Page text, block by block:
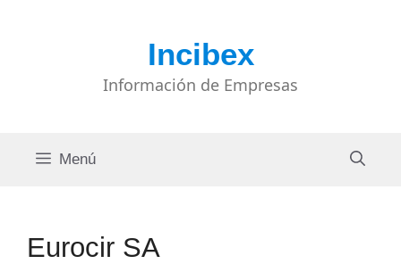
Incibex
Información de Empresas
Menú
Eurocir SA